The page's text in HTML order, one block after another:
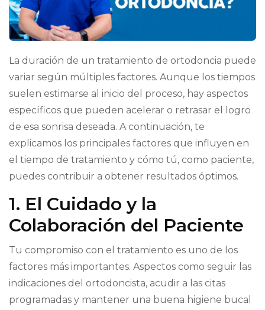
La duración de un tratamiento de ortodoncia puede
variar según múltiples factores. Aunque los tiempos
suelen estimarse al inicio del proceso, hay aspectos
específicos que pueden acelerar o retrasar el logro
de esa sonrisa deseada. A continuación, te
explicamos los principales factores que influyen en
el tiempo de tratamiento y cómo tú, como paciente,
puedes contribuir a obtener resultados óptimos.
1. El Cuidado y la
Colaboración del Paciente
Tu compromiso con el tratamiento es uno de los
factores más importantes. Aspectos como seguir las
indicaciones del ortodoncista, acudir a las citas
programadas y mantener una buena higiene bucal